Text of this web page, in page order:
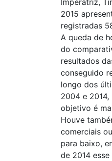
Imperatriz,
2015
registradas
A queda de
do
resultados
conseguido
longo dos
2004 e 2014,
objetivo é
Houve
comerciais
para baixo,
de 2014